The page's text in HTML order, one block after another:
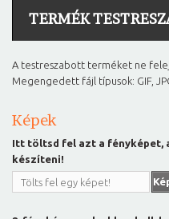
TERMÉK
A testreszabott terméket ne
Megengedett fájl típusok: GIF,
Képek
Itt töltsd fel azt a fényképet,
készíteni!
Tölts fel egy képet!